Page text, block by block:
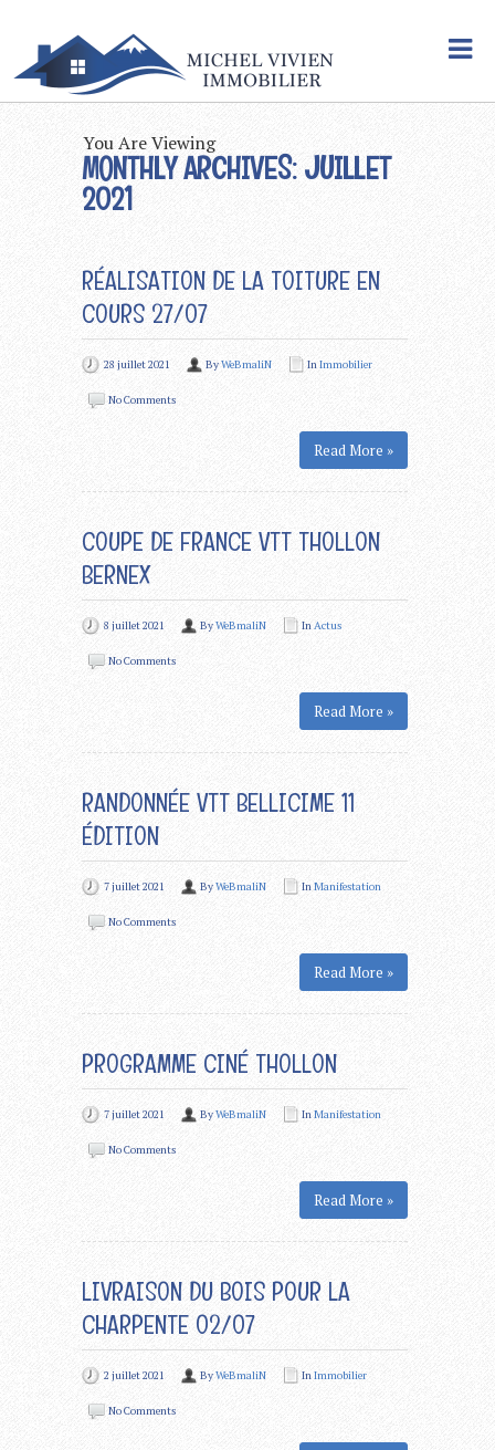
You Are Viewing
MONTHLY ARCHIVES: JUILLET
2021
RÉALISATION DE LA TOITURE EN
COURS 27/07
28 juillet 2021 ByWeBmaliN InImmobilier
No Comments
Read More »
COUPE DE FRANCE VTT THOLLON
BERNEX
8 juillet 2021 ByWeBmaliN InActus
No Comments
Read More »
RANDONNÉE VTT BELLICIME 11
ÉDITION
7 juillet 2021 ByWeBmaliN InManifestation
No Comments
Read More »
PROGRAMME CINÉ THOLLON
7 juillet 2021 ByWeBmaliN InManifestation
No Comments
Read More »
LIVRAISON DU BOIS POUR LA
CHARPENTE 02/07
2 juillet 2021 ByWeBmaliN InImmobilier
No Comments